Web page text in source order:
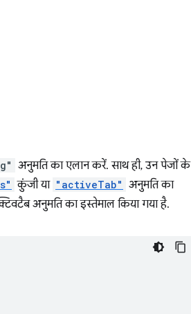
अनुमति का एलान करें. साथ ही, उन पेजों के
कुंजी या "activeTab" अनुमति का
अनुमति का इस्तेमाल किया गया है.